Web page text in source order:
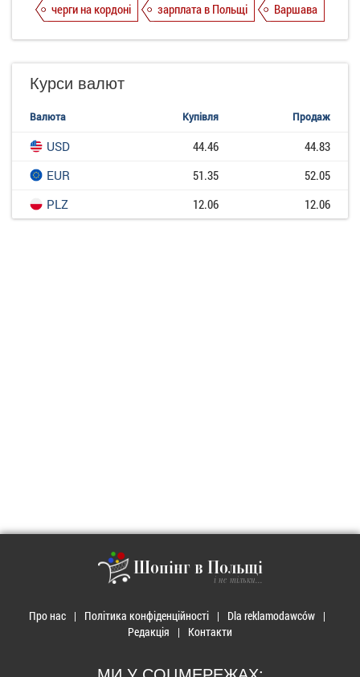
черги на кордоні
зарплата в Польщі Варшава
Курси валют
Валюта Купівля Продаж
USD 44.46
44.83
EUR
51.35
52.05
PLZ
12.06 12.06
Шопінг в Польщі
і не тільки...
Про нас Політика конфіденційності
Dla reklamodawców
Редакція
Контакти